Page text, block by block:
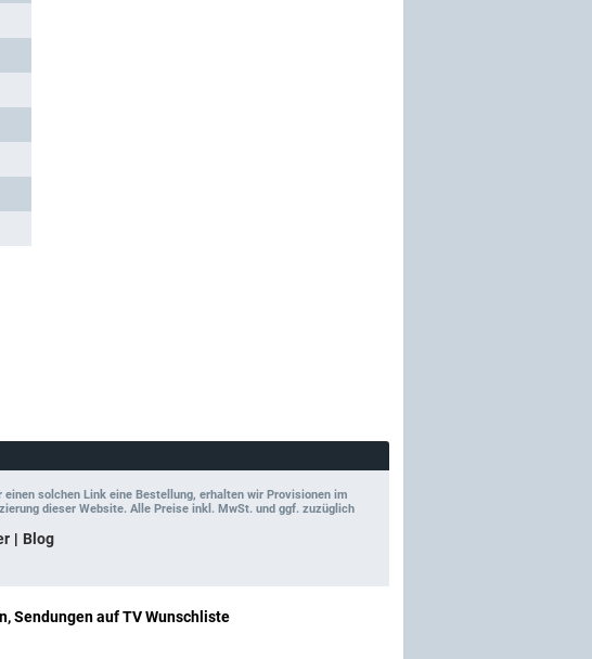
solchen Link eine Bestellung, erhalten wir Provisionen im
dieser Website. Alle Preise inkl. MwSt. und ggf. zuzüglich
Blog
Sendungen auf TV Wunschliste